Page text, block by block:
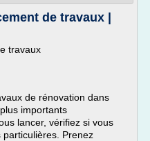
de travaux |
travaux
de rénovation dans
importants
lancer, vérifiez si vous
Prenez